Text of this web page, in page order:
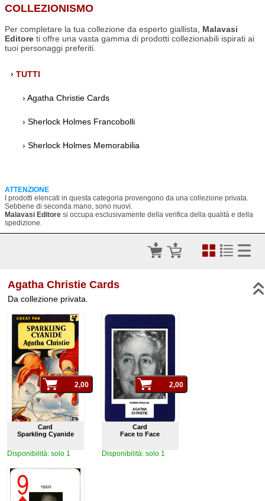
COLLEZIONISMO
Per completare la tua collezione da esperto giallista, Malavasi
Editore ti offre una vasta gamma di prodotti collezionabili ispirati ai
tuoi personaggi preferiti.
› TUTTI
› Agatha Christie Cards
› Sherlock Holmes Francobolli
› Sherlock Holmes Memorabilia
ATTENZIONE
I prodotti elencati in questa categoria provengono da una collezione privata.
Sebbene di seconda mano, sono nuovi.
Malavasi Editore si occupa esclusivamente della verifica della qualità e della
spedizione.
Agatha Christie Cards
Da collezione privata.
Card
Sparkling Cyanide
Disponibilità: solo 1
Card
Face to Face
Disponibilità: solo 1